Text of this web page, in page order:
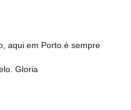
aqui em Porto.è sempre
Gloria